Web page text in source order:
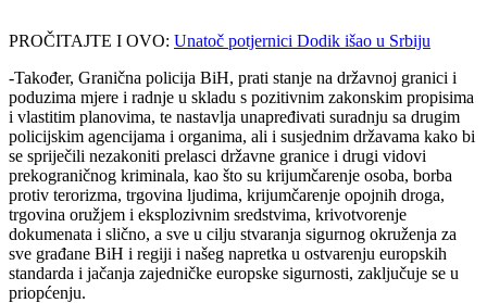
PROČITAJTE I OVO: Unatoč potjernici Dodik išao u Srbiju
-Također, Granična policija BiH, prati stanje na državnoj granici i
poduzima mjere i radnje u skladu s pozitivnim zakonskim propisima
i vlastitim planovima, te nastavlja unapređivati suradnju sa drugim
policijskim agencijama i organima, ali i susjednim državama kako bi
se spriječili nezakoniti prelasci državne granice i drugi vidovi
prekograničnog kriminala, kao što su krijumčarenje osoba, borba
protiv terorizma, trgovina ljudima, krijumčarenje opojnih droga,
trgovina oružjem i eksplozivnim sredstvima, krivotvorenje
dokumenata i slično, a sve u cilju stvaranja sigurnog okruženja za
sve građane BiH i regiji i našeg napretka u ostvarenju europskih
standarda i jačanja zajedničke europske sigurnosti, zaključuje se u
priopćenju.